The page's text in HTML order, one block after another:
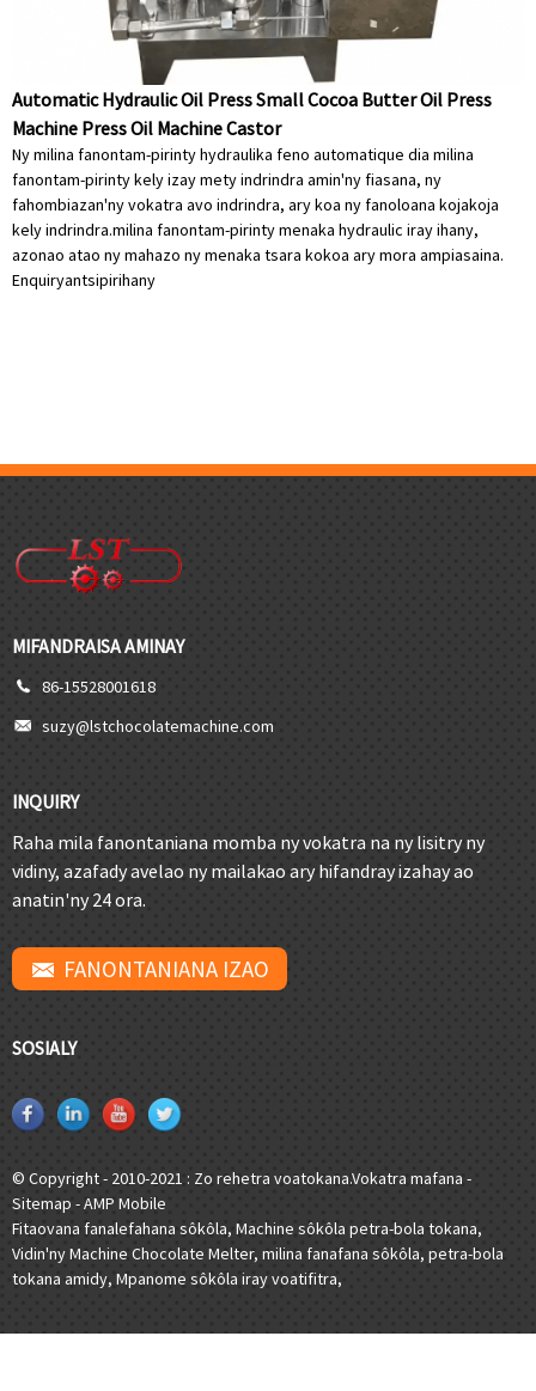
Automatic Hydraulic Oil Press Small Cocoa Butter Oil Press
Machine Press Oil Machine Castor
Ny milina fanontam-pirinty hydraulika feno automatique dia milina
fanontam-pirinty kely izay mety indrindra amin'ny fiasana, ny
fahombiazan'ny vokatra avo indrindra, ary koa ny fanoloana kojakoja
kely indrindra.milina fanontam-pirinty menaka hydraulic iray ihany,
azonao atao ny mahazo ny menaka tsara kokoa ary mora ampiasaina.
Enquiryantsipirihany
MIFANDRAISA AMINAY
86-15528001618
suzy@lstchocolatemachine.com
INQUIRY
Raha mila fanontaniana momba ny vokatra na ny lisitry ny
vidiny, azafady avelao ny mailakao ary hifandray izahay ao
anatin'ny 24 ora.
FANONTANIANA IZAO
SOSIALY
© Copyright - 2010-2021 : Zo rehetra voatokana.Vokatra mafana -
Sitemap -AMP Mobile
Fitaovana fanalefahana sôkôla, Machine sôkôla petra-bola tokana,
Vidin'ny Machine Chocolate Melter, milina fanafana sôkôla, petra-bola
tokana amidy, Mpanome sôkôla iray voatifitra,